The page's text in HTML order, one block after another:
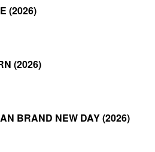
(2026)
(2026)
BRAND NEW DAY (2026)